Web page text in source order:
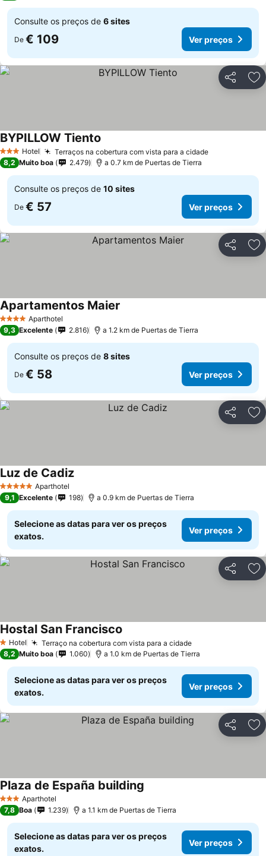
Consulte os preços de 6 sites
De € 109 Ver preços
Partilhar
3 EstrelasHotel Terraços na cobertura com vista para a cidadeVer preços
BYPILLOW Tiento
8,2 Muito boa 2.479 a 0.7 km de Puertas de Tierra
Consulte os preços de 10 sites
De € 57 Ver preços
Partilhar
4 EstrelasAparthotel
Apartamentos Maier
9,3 Excelente 2.816 a 1.2 km de Puertas de Tierra
Consulte os preços de 8 sites
De € 58 Ver preços
Partilhar
5 Estrelas Aparthotel
Luz de CadizVer preços
9,1 Excelente 198 a 0.9 km de Puertas de Tierra
Selecione as datas para ver os preços
exatos.
Ver preços
Partilhar
1 Estrelas
Hotel Terraço na cobertura com vista para a cidadeVer preços
Hostal San Francisco
8,2 Muito boa 1.060 a 1.0 km de Puertas de Tierra
Selecione as datas para ver os preços
exatos.
Ver preços
Partilhar
3 EstrelasAparthotel
Plaza de España building
7,8 Boa 1.239 a 1.1 km de Puertas de Tierra
Selecione as datas para ver os preços
exatos.
Ver preços